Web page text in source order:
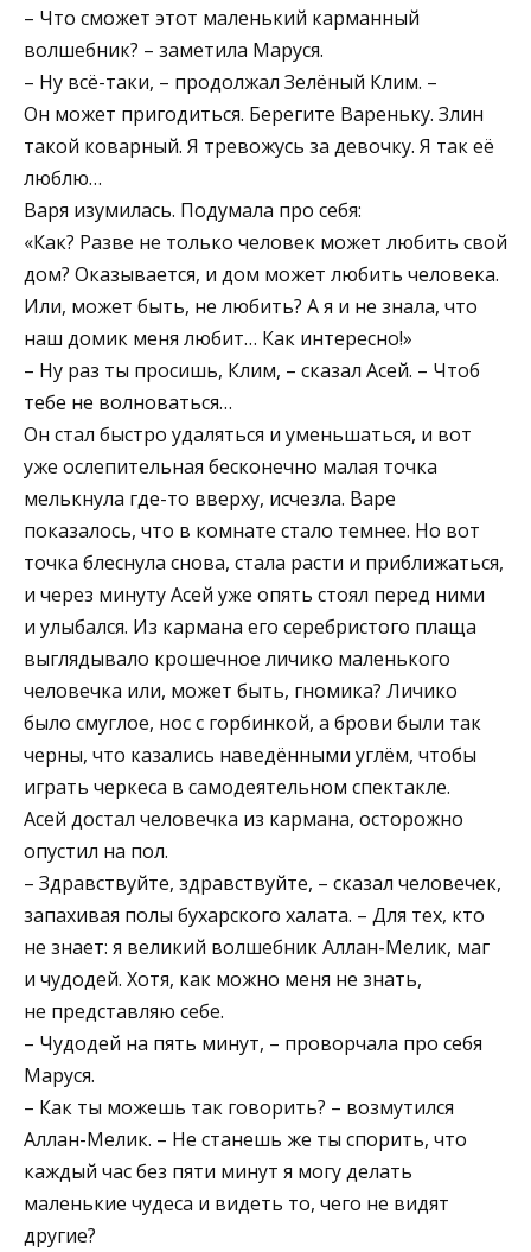
– Что сможет этот маленький карманный
волшебник? – заметила Маруся.
– Ну всё-таки, – продолжал Зелёный Клим. –
Он может пригодиться. Берегите Вареньку. Злин
такой коварный. Я тревожусь за девочку. Я так её
люблю…
Варя изумилась. Подумала про себя:
«Как? Разве не только человек может любить свой
дом? Оказывается, и дом может любить человека.
Или, может быть, не любить? А я и не знала, что
наш домик меня любит… Как интересно!»
– Ну раз ты просишь, Клим, – сказал Асей. – Чтоб
тебе не волноваться…
Он стал быстро удаляться и уменьшаться, и вот
уже ослепительная бесконечно малая точка
мелькнула где-то вверху, исчезла. Варе
показалось, что в комнате стало темнее. Но вот
точка блеснула снова, стала расти и приближаться,
и через минуту Асей уже опять стоял перед ними
и улыбался. Из кармана его серебристого плаща
выглядывало крошечное личико маленького
человечка или, может быть, гномика? Личико
было смуглое, нос с горбинкой, а брови были так
черны, что казались наведёнными углём, чтобы
играть черкеса в самодеятельном спектакле.
Асей достал человечка из кармана, осторожно
опустил на пол.
– Здравствуйте, здравствуйте, – сказал человечек,
запахивая полы бухарского халата. – Для тех, кто
не знает: я великий волшебник Аллан-Мелик, маг
и чудодей. Хотя, как можно меня не знать,
не представляю себе.
– Чудодей на пять минут, – проворчала про себя
Маруся.
– Как ты можешь так говорить? – возмутился
Аллан-Мелик. – Не станешь же ты спорить, что
каждый час без пяти минут я могу делать
маленькие чудеса и видеть то, чего не видят
другие?